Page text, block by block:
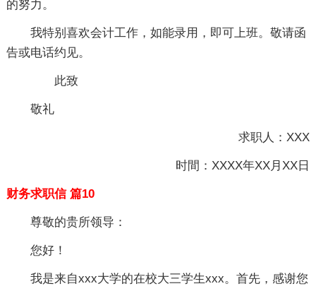
的努力。
我特别喜欢会计工作，如能录用，即可上班。敬请函
告或电话约见。
此致
敬礼
求职人：XXX
时間：XXXX年XX月XX日
财务求职信 篇10
尊敬的贵所领导：
您好！
我是来自xxx大学的在校大三学生xxx。首先，感谢您